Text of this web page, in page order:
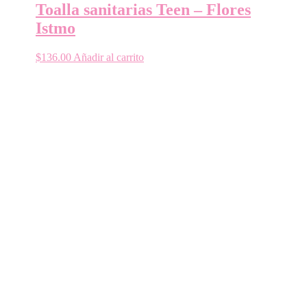
Toalla sanitarias Teen – Flores
Istmo
$136.00 Añadir al carrito